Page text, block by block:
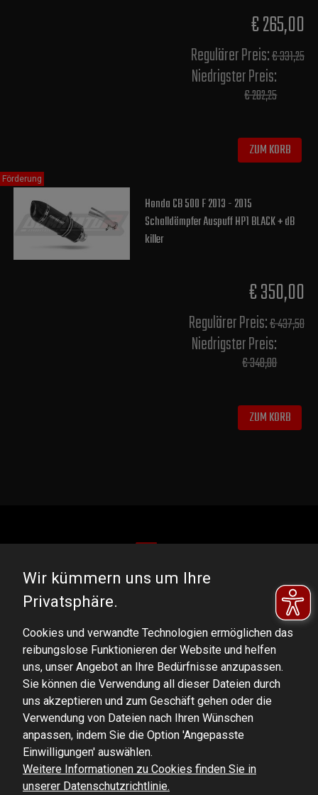
€ 265,00
Regulärer Preis:€ 331,25
Niedrigster Preis:
€ 282,25
ZUM KORB
Honda CB 500 F 2013 - 2015
Schalldämpfer Auspuff HP1 BLACK + dB
killer
€ 350,00
Regulärer Preis:€ 437,50
Niedrigster Preis:
€ 348,00
ZUM KORB
Förderung
DOMINATOR GROUP Sp. z o.o.
VAT ID No.: 6521751083
dominator@dominator.pl
© Copyright 2022 | Dominator Group Sp. z o. o.
Wir kümmern uns um Ihre
Privatsphäre.
Cookies und verwandte Technologien ermöglichen das
reibungslose Funktionieren der Website und helfen
uns, unser Angebot an Ihre Bedürfnisse anzupassen.
Sie können die Verwendung all dieser Dateien durch
uns akzeptieren und zum Geschäft gehen oder die
Verwendung von Dateien nach Ihren Wünschen
anpassen, indem Sie die Option 'Angepasste
Einwilligungen' auswählen.
Weitere Informationen zu Cookies finden Sie in
unserer Datenschutzrichtlinie.